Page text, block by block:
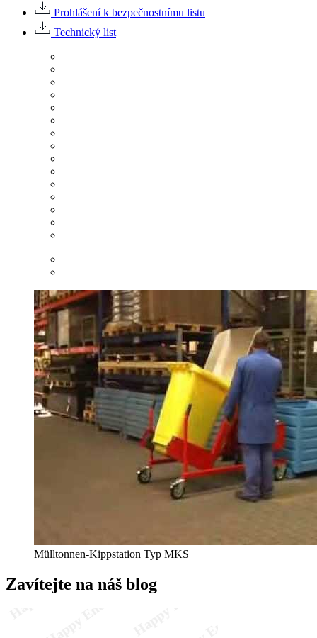
Prohlášení k bezpečnostnímu listu
Technický list
Mülltonnen-Kippstation Typ MKS
Zavítejte na náš blog